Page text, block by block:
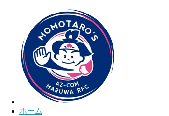
ホーム
HOME
チーム紹介
選手・スタッフ紹介